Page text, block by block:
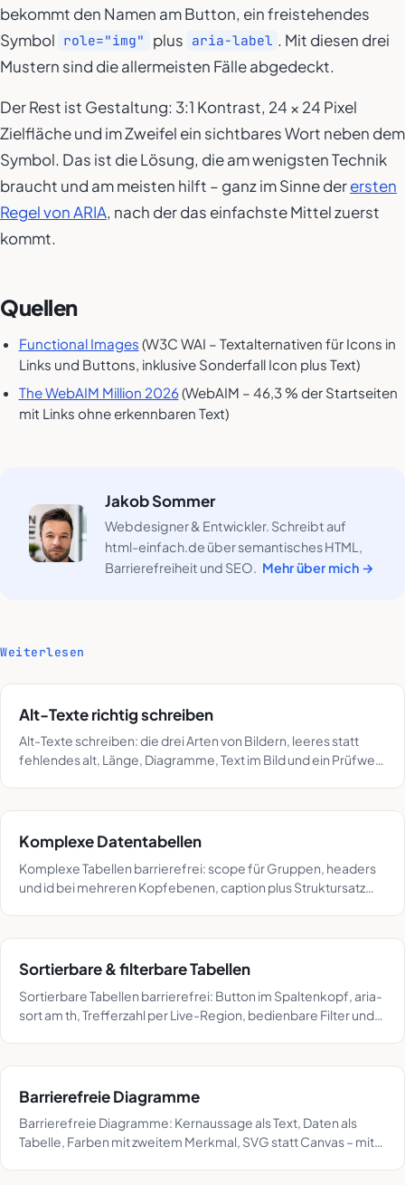
bekommt den Namen am Button, ein freistehendes
Symbol role="img" plus aria-label . Mit diesen drei
Mustern sind die allermeisten Fälle abgedeckt.
Der Rest ist Gestaltung: 3:1 Kontrast, 24 × 24 Pixel
Zielfläche und im Zweifel ein sichtbares Wort neben dem
Symbol. Das ist die Lösung, die am wenigsten Technik
braucht und am meisten hilft – ganz im Sinne derersten
Regel von ARIA, nach der das einfachste Mittel zuerst
kommt.
Quellen
Functional Images (W3C WAI – Textalternativen für Icons in
Links und Buttons, inklusive Sonderfall Icon plus Text)
The WebAIM Million 2026(WebAIM – 46,3 % der Startseiten
mit Links ohne erkennbaren Text)
Jakob Sommer
Webdesigner & Entwickler. Schreibt auf
html-einfach.de über semantisches HTML,
Barrierefreiheit und SEO. Mehr über mich →
Weiterlesen
Alt-Texte richtig schreiben
Alt-Texte schreiben: die drei Arten von Bildern, leeres statt
fehlendes alt, Länge, Diagramme, Text im Bild und ein Prüfweg
Komplexe Datentabellen
Komplexe Tabellen barrierefrei: scope für Gruppen, headers
und id bei mehreren Kopfebenen, caption plus Struktursatz
Sortierbare & filterbare Tabellen
Sortierbare Tabellen barrierefrei: Button im Spaltenkopf, aria-
sort am th, Trefferzahl per Live-Region, bedienbare Filter und
Barrierefreie Diagramme
Barrierefreie Diagramme: Kernaussage als Text, Daten als
Tabelle, Farben mit zweitem Merkmal, SVG statt Canvas – mit